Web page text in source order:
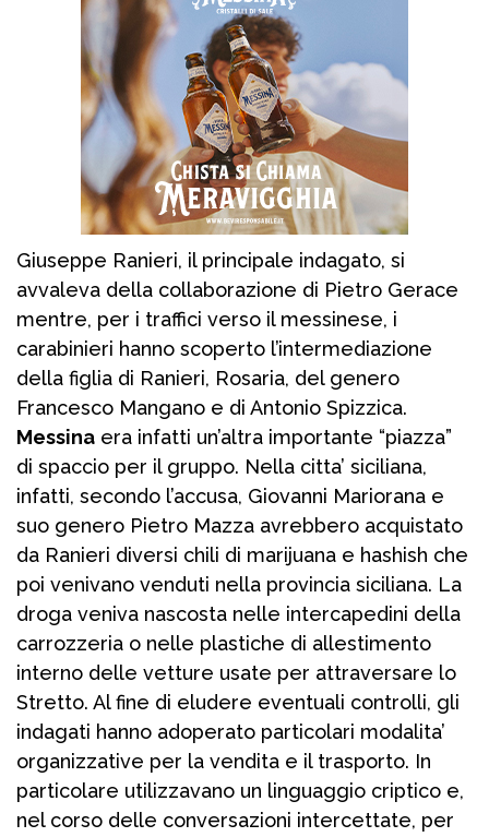
Giuseppe Ranieri, il principale indagato, si
avvaleva della collaborazione di Pietro Gerace
mentre, per i traffici verso il messinese, i
carabinieri hanno scoperto l’intermediazione
della figlia di Ranieri, Rosaria, del genero
Francesco Mangano e di Antonio Spizzica.
Messina era infatti un’altra importante “piazza”
di spaccio per il gruppo. Nella citta’ siciliana,
infatti, secondo l’accusa, Giovanni Mariorana e
suo genero Pietro Mazza avrebbero acquistato
da Ranieri diversi chili di marijuana e hashish che
poi venivano venduti nella provincia siciliana. La
droga veniva nascosta nelle intercapedini della
carrozzeria o nelle plastiche di allestimento
interno delle vetture usate per attraversare lo
Stretto. Al fine di eludere eventuali controlli, gli
indagati hanno adoperato particolari modalita’
organizzative per la vendita e il trasporto. In
particolare utilizzavano un linguaggio criptico e,
nel corso delle conversazioni intercettate, per